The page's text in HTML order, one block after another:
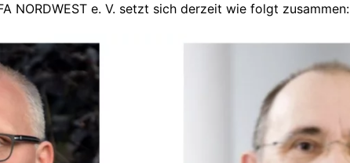
NORDWEST e. V. setzt sich derzeit wie folgt zusammen: